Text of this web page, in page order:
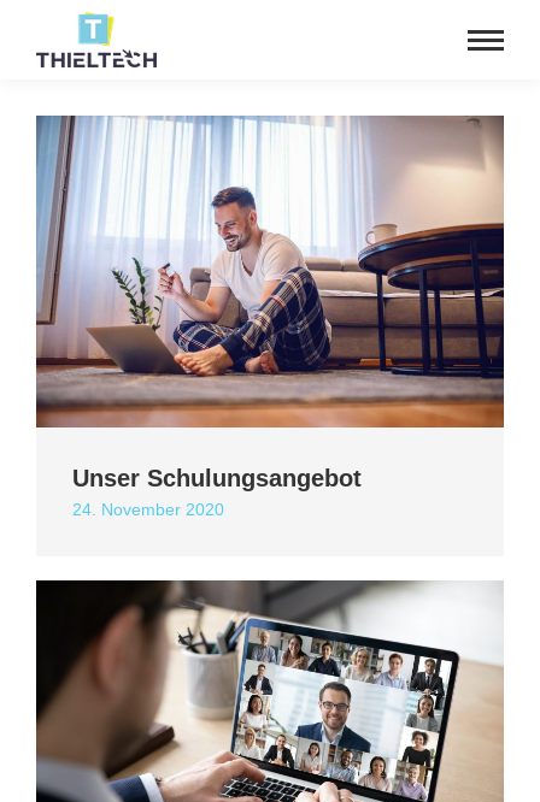
Unser Schulungsangebot
24. November 2020